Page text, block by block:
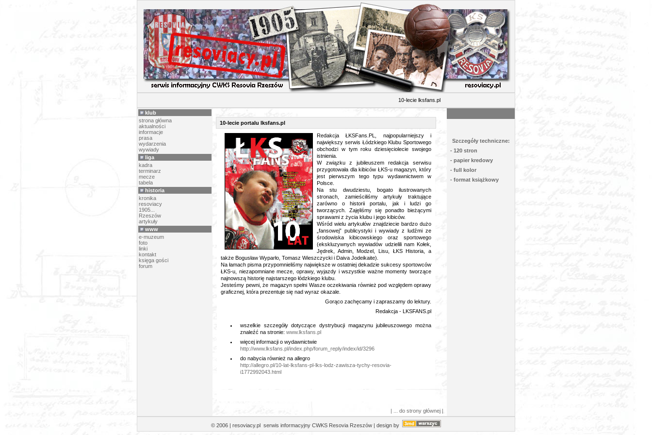
10-lecie lksfans.pl
klub
strona główna
aktualności
informacje
prasa
wydarzenia
wywiady
liga
kadra
terminarz
mecze
tabela
historia
kronika
resoviacy
1905...
Rzeszów
artykuły
www
e-muzeum
foto
linki
kontakt
księga gości
forum
10-lecie portalu lksfans.pl
Redakcja ŁKSFans.PL, najpopularniejszy i
największy serwis Łódzkiego Klubu Sportowego
obchodzi w tym roku dziesięciolecie swojego
istnienia.
W związku z jubileuszem redakcja serwisu
przygotowała dla kibiców ŁKS-u magazyn, który
jest pierwszym tego typu wydawnictwem w
Polsce.
Na stu dwudziestu, bogato ilustrowanych
stronach, zamieściliśmy artykuły traktujące
zarówno o historii portalu, jak i ludzi go
tworzących. Zajęliśmy się ponadto bieżącymi
sprawami z życia klubu i jego kibiców.
Wśród wielu artykułów znajdziecie bardzo dużo
„fansowej” publicystyki i wywiady z ludźmi ze
środowiska kibicowskiego oraz sportowego
(ekskluzywnych wywiadów udzielili nam Kołek,
Jędrek, Admin, Modzel, Lisu, ŁKS Historia, a
także Bogusław Wyparło, Tomasz Wieszczycki i Daiva Jodeikaite).
Na łamach pisma przypomnieliśmy największe w ostatniej dekadzie sukcesy sportowców
ŁKS-u, niezapomniane mecze, oprawy, wyjazdy i wszystkie ważne momenty tworzące
najnowszą historię najstarszego łódzkiego klubu.
Jesteśmy pewni, że magazyn spełni Wasze oczekiwania również pod względem oprawy
graficznej, która prezentuje się nad wyraz okazale.
Gorąco zachęcamy i zapraszamy do lektury.
Redakcja - LKSFANS.pl
wszelkie szczegóły dotyczące dystrybucji magazynu jubileuszowego można
znaleźć na stronie: www.lksfans.pl
więcej informacji o wydawnictwie
http://www.lksfans.pl/index.php/forum_reply/index/id/3296
do nabycia również na allegro
http://allegro.pl/10-lat-lksfans-pl-lks-lodz-zawisza-tychy-resovia-
i1772992043.html
Szczegóły techniczne:
- 120 stron
- papier kredowy
- full kolor
- format książkowy
| ... do strony głównej |
© 2006 | resoviacy.pl serwis informacyjny CWKS Resovia Rzeszów | design by